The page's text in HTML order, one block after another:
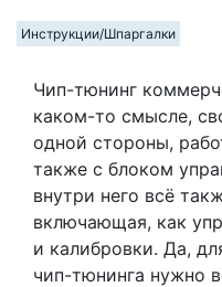
Инструкции/Шпаргалки
Чип-тюнинг
каком-то смысле,
одной стороны,
также с блоком
внутри него всё
включающая, как
и калибровки. Да,
чип-тюнинга нужно